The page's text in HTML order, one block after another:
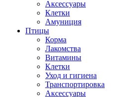
Аксессуары
Клетки
Амуниция
Птицы
Корма
Лакомства
Витамины
Клетки
Уход и гигиена
Транспортировка
Аксессуары